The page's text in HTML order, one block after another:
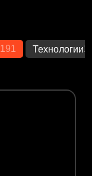
191 Технологии